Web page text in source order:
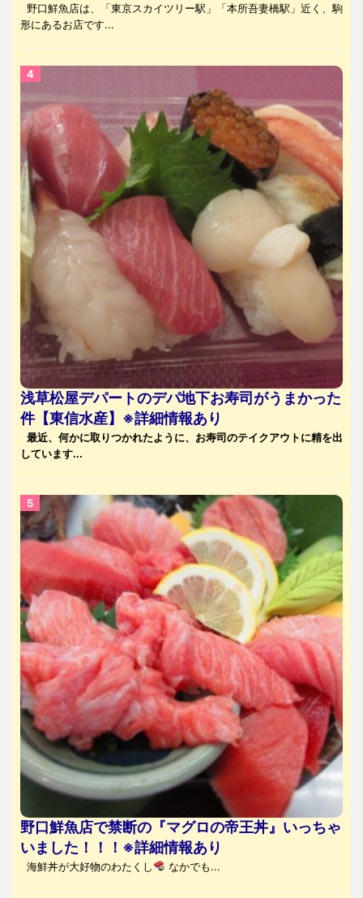
野口鮮魚店は、「東京スカイツリー駅」「本所吾妻橋駅」近く、駒
形にあるお店です...
浅草松屋デパートのデパ地下お寿司がうまかった
件【東信水産】※詳細情報あり
最近、何かに取りつかれたように、お寿司のテイクアウトに精を出
しています...
野口鮮魚店で禁断の『マグロの帝王丼』いっちゃ
いました！！！※詳細情報あり
海鮮丼が大好物のわたくし なかでも...